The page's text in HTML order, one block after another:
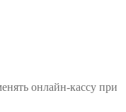
онлайн-кассу при